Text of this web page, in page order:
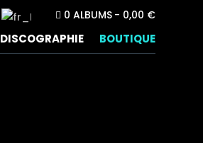
0 ALBUMS 0,00 €
DISCOGRAPHIE BOUTIQUE